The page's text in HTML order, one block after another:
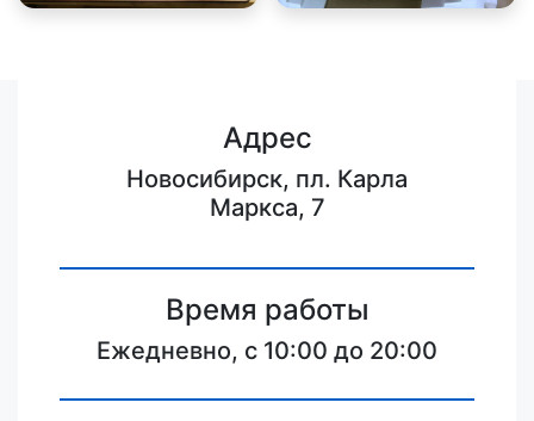
Адрес
Новосибирск, пл. Карла
Маркса, 7
Время работы
Ежедневно, с 10:00 до 20:00